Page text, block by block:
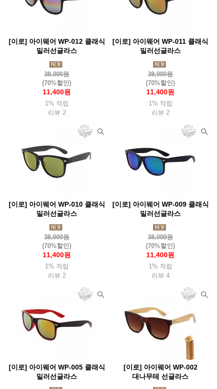
[이로] 아이웨어 WP-012 클래식
밀러선글라스
38,000원
(70%할인)
11,400원
1% 적립
리뷰 2
[이로] 아이웨어 WP-011 클래식
밀러선글라스
38,000원
(70%할인)
11,400원
1% 적립
리뷰 2
[이로] 아이웨어 WP-010 클래식
밀러선글라스
38,000원
(70%할인)
11,400원
1% 적립
리뷰 2
[이로] 아이웨어 WP-009 클래식
밀러선글라스
38,000원
(70%할인)
11,400원
1% 적립
리뷰 4
[이로] 아이웨어 WP-005 클래식
밀러선글라스
[이로] 아이웨어 WP-002
대나무테 선글라스